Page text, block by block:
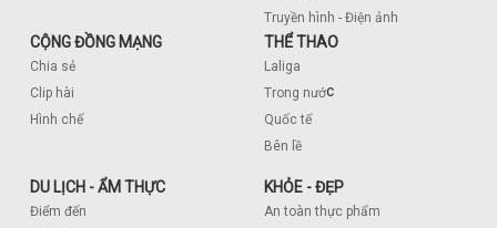
Truyền hình - Điện ảnh
CỘNG ĐỒNG MẠNG
Chia sẻ
Clip hài
Hình chế
THỂ THAO
Laliga
Trong nước
Quốc tế
Bên lề
DU LỊCH - ẨM THỰC
Điểm đến
KHỎE - ĐẸP
An toàn thực phẩm